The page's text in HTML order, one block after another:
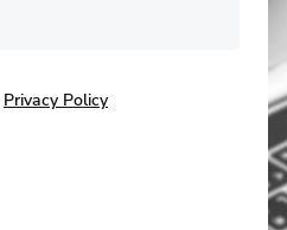
Privacy Policy